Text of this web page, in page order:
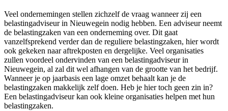
Veel ondernemingen stellen zichzelf de vraag wanneer zij een
belastingadviseur in Nieuwegein nodig hebben. Een adviseur neemt
de belastingzaken van een onderneming over. Dit gaat
vanzelfsprekend verder dan de reguliere belastingzaken, hier wordt
ook gekeken naar aftrekposten en dergelijke. Veel organisaties
zullen voordeel ondervinden van een belastingadviseur in
Nieuwegein, al zal dit wel afhangen van de grootte van het bedrijf.
Wanneer je op jaarbasis een lage omzet behaalt kan je de
belastingzaken makkelijk zelf doen. Heb je hier toch geen zin in?
Een belastingadviseur kan ook kleine organisaties helpen met hun
belastingzaken.